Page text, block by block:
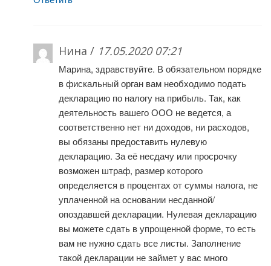
Нина / 17.05.2020 07:21
Марина, здравствуйте. В обязательном порядке
в фискальный орган вам необходимо подать
декларацию по налогу на прибыль. Так, как
деятельность вашего ООО не ведется, а
соответственно нет ни доходов, ни расходов,
вы обязаны предоставить нулевую
декларацию. За её несдачу или просрочку
возможен штраф, размер которого
определяется в процентах от суммы налога, не
уплаченной на основании несданной/
опоздавшей декларации. Нулевая декларацию
вы можете сдать в упрощенной форме, то есть
вам не нужно сдать все листы. Заполнение
такой декларации не займет у вас много